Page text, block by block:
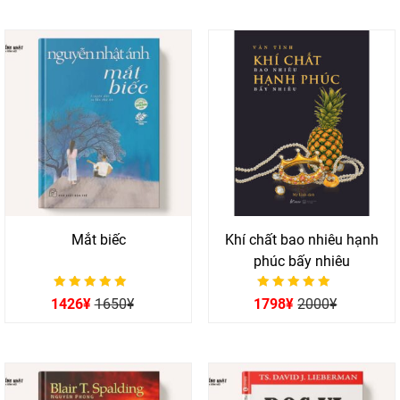
Mắt biếc
Được xếp hạng
0
1426¥ 1650¥
Khí chất bao nhiêu hạnh
phúc bấy nhiêu
Được xếp hạng
0
1798¥ 2000¥